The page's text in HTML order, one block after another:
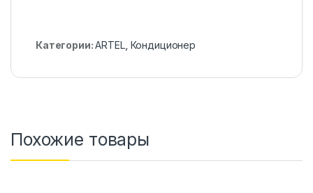
Категории:ARTEL, Кондиционер
Похожие товары